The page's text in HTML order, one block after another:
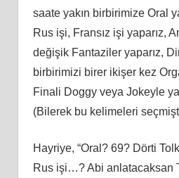
saate yakın birbirimize Oral
Rus işi, Fransız işi yaparız,
değişik Fantaziler yaparız,
birbirimizi birer ikişer kez
Finali Doggy veya Jokeyle
(Bilerek bu kelimeleri
Hayriye, “Oral? 69? Dörti
Rus işi…? Abi anlatacaksan